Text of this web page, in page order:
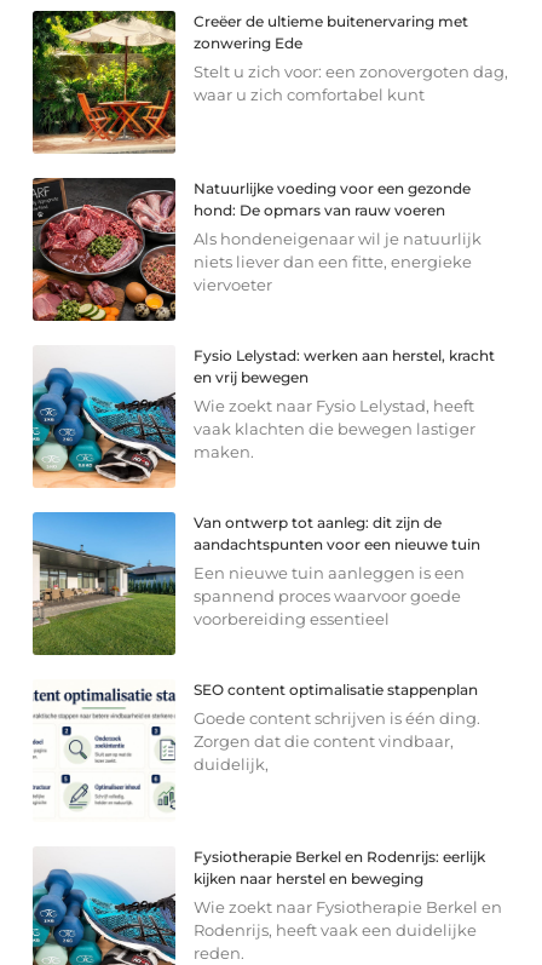
Creëer de ultieme buitenervaring met
zonwering Ede
Stelt u zich voor: een zonovergoten dag,
waar u zich comfortabel kunt
Natuurlijke voeding voor een gezonde
hond: De opmars van rauw voeren
Als hondeneigenaar wil je natuurlijk
niets liever dan een fitte, energieke
viervoeter
Fysio Lelystad: werken aan herstel, kracht
en vrij bewegen
Wie zoekt naar Fysio Lelystad, heeft
vaak klachten die bewegen lastiger
maken.
Van ontwerp tot aanleg: dit zijn de
aandachtspunten voor een nieuwe tuin
Een nieuwe tuin aanleggen is een
spannend proces waarvoor goede
voorbereiding essentieel
SEO content optimalisatie stappenplan
Goede content schrijven is één ding.
Zorgen dat die content vindbaar,
duidelijk,
Fysiotherapie Berkel en Rodenrijs: eerlijk
kijken naar herstel en beweging
Wie zoekt naar Fysiotherapie Berkel en
Rodenrijs, heeft vaak een duidelijke
reden.